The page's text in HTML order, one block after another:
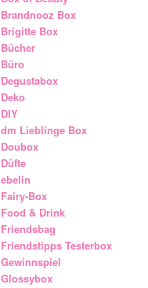
Brandnooz Box
Brigitte Box
Bücher
Büro
Degustabox
Deko
DIY
dm Lieblinge Box
Doubox
Düfte
ebelin
Fairy-Box
Food & Drink
Friendsbag
Friendstipps Testerbox
Gewinnspiel
Glossybox